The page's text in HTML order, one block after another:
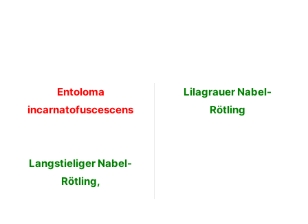
Entoloma
incarnatofuscescens
Langstieliger Nabel-
Rötling,
Lilagrauer Nabel-
Rötling